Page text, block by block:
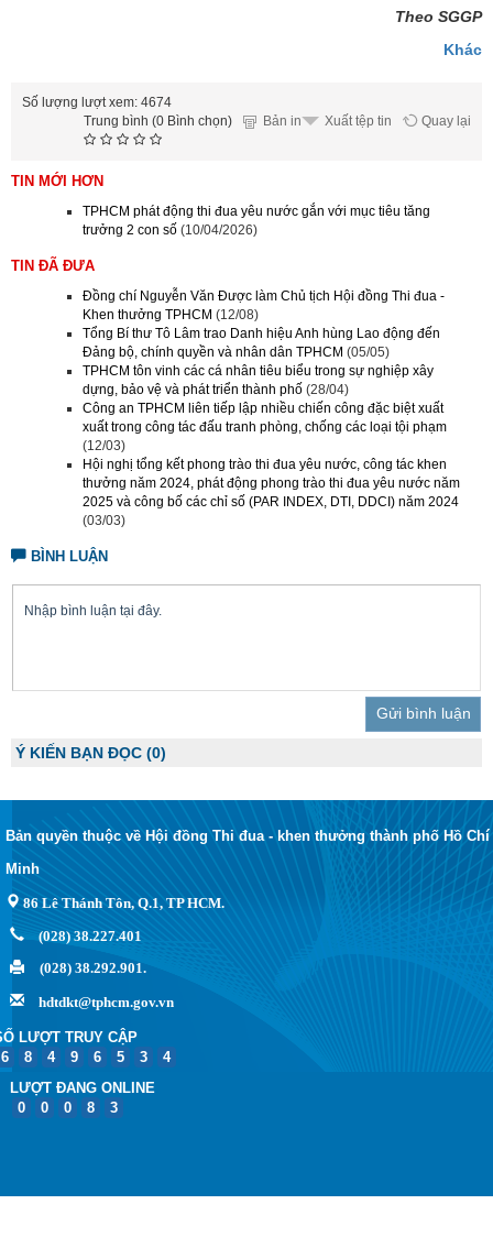
Theo SGGP
Khác
Số lượng lượt xem: 4674
Quay lại
Xuất tệp tin
Bản in
Trung bình (0 Bình chọn)
TIN MỚI HƠN
TPHCM phát động thi đua yêu nước gắn với mục tiêu tăng
trưởng 2 con số (10/04/2026)
TIN ĐÃ ĐƯA
Đồng chí Nguyễn Văn Được làm Chủ tịch Hội đồng Thi đua -
Khen thưởng TPHCM (12/08)
Tổng Bí thư Tô Lâm trao Danh hiệu Anh hùng Lao động đến
Đảng bộ, chính quyền và nhân dân TPHCM (05/05)
TPHCM tôn vinh các cá nhân tiêu biểu trong sự nghiệp xây
dựng, bảo vệ và phát triển thành phố (28/04)
Công an TPHCM liên tiếp lập nhiều chiến công đặc biệt xuất
xuất trong công tác đấu tranh phòng, chống các loại tội phạm
(12/03)
Hội nghị tổng kết phong trào thi đua yêu nước, công tác khen
thưởng năm 2024, phát động phong trào thi đua yêu nước năm
2025 và công bố các chỉ số (PAR INDEX, DTI, DDCI) năm 2024
(03/03)
BÌNH LUẬN
Trả lời
Ý KIẾN BẠN ĐỌC(0)
Bản quyền thuộc về Hội đồng Thi đua - khen thưởng thành phố Hồ Chí
Minh
86 Lê Thánh Tôn, Q.1, TP HCM.
(028) 38.227.401
(028) 38.292.901.
hdtdkt@tphcm.gov.vn
LƯỢT TRUY CẬP
6
8 4 9 6 5 3
4
LƯỢT ĐANG ONLINE
0
0 0 8 3